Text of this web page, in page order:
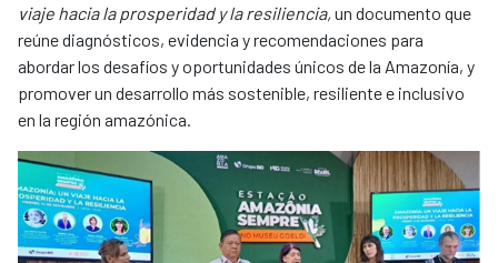
viaje hacia la prosperidad y la resiliencia,un documento que
reúne diagnósticos, evidencia y recomendaciones para
abordar los desafíos y oportunidades únicos de la Amazonía, y
promover un desarrollo más sostenible, resiliente e inclusivo
en la región amazónica.